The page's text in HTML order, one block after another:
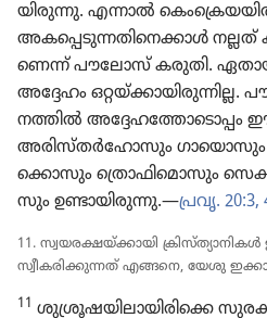
യി​രു​ന്നു. എന്നാൽ
അകപ്പെ​ടു​ന്ന​തി​നെ​ക്കാൾ
ണെന്ന്‌ പൗലോസ്‌ കരുതി.
അദ്ദേഹം ഒറ്റയ്‌ക്കാ​യി​രു​ന്നില്ല.
ന​ത്തിൽ
അരിസ്‌തർഹോ​സും ഗായൊ​സും
ക്കൊ​സും ത്രൊ​ഫി​മൊ​സും
സും ഉണ്ടായി​രു​ന്നു.—പ്രവൃ. 20:3,
11. സ്വയര​ക്ഷ​യ്‌ക്കാ​യി
സ്വീക​രി​ക്കു​ന്നത്‌ എങ്ങനെ, യേശു
11 ശുശ്രൂ​ഷ​യി​ലാ​യി​രി​ക്കെ